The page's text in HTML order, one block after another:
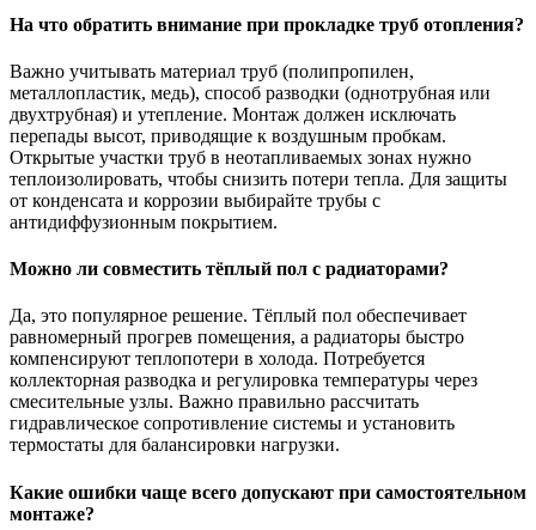
На что обратить внимание при прокладке труб отопления?
Важно учитывать материал труб (полипропилен,
металлопластик, медь), способ разводки (однотрубная или
двухтрубная) и утепление. Монтаж должен исключать
перепады высот, приводящие к воздушным пробкам.
Открытые участки труб в неотапливаемых зонах нужно
теплоизолировать, чтобы снизить потери тепла. Для защиты
от конденсата и коррозии выбирайте трубы с
антидиффузионным покрытием.
Можно ли совместить тёплый пол с радиаторами?
Да, это популярное решение. Тёплый пол обеспечивает
равномерный прогрев помещения, а радиаторы быстро
компенсируют теплопотери в холода. Потребуется
коллекторная разводка и регулировка температуры через
смесительные узлы. Важно правильно рассчитать
гидравлическое сопротивление системы и установить
термостаты для балансировки нагрузки.
Какие ошибки чаще всего допускают при самостоятельном
монтаже?